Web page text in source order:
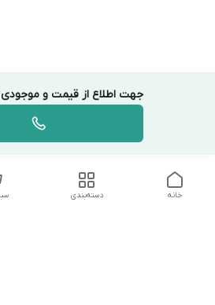
جهت اطلاع از قیمت و
دسته‌بندی خانه